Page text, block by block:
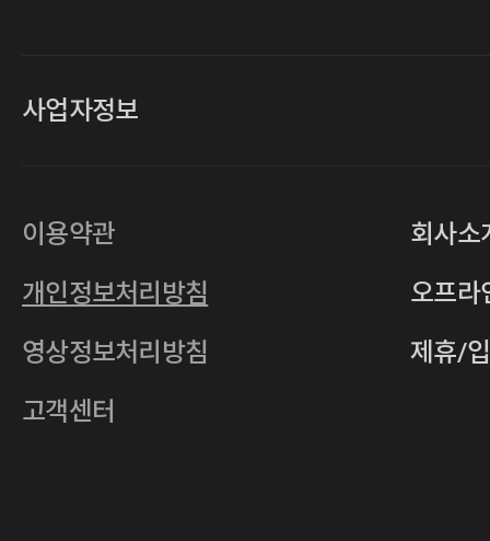
사업자정보
사업자등록번호
통신판매업 2011-서울중구-0149
주소 서울특별시 중구 다산로14길 12 (신당
호스팅사업자
이용약관
개인정보처리방침
영상정보처리방침
고객센터
회사소
오프라
제휴/